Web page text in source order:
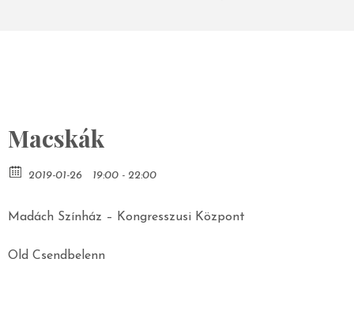
Macskák
2019-01-26 19:00 - 22:00
Madách Színház – Kongresszusi Központ
Old Csendbelenn